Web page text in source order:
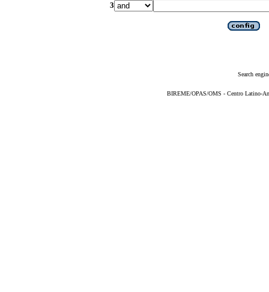
3
Search
BIREME/OPAS/OMS - Centro Latino-